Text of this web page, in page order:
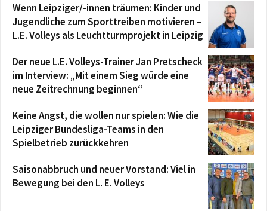
Wenn Leipziger/-innen träumen: Kinder und
Jugendliche zum Sporttreiben motivieren –
L.E. Volleys als Leuchtturmprojekt in Leipzig
Der neue L.E. Volleys-Trainer Jan Pretscheck
im Interview: „Mit einem Sieg würde eine
neue Zeitrechnung beginnen“
Keine Angst, die wollen nur spielen: Wie die
Leipziger Bundesliga-Teams in den
Spielbetrieb zurückkehren
Saisonabbruch und neuer Vorstand: Viel in
Bewegung bei den L. E. Volleys